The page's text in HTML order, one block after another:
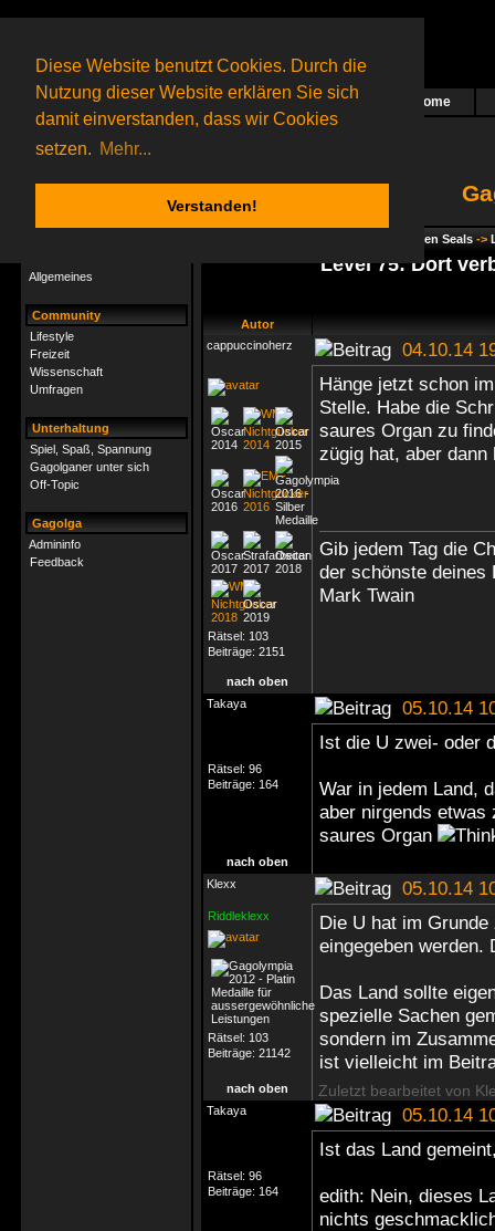
Diese Website benutzt Cookies. Durch die
Nutzung dieser Website erklären Sie sich
damit einverstanden, dass wir Cookies
setzen. Mehr...
Verstanden!
Das nächste Rätsel ist in Arbeit Home
51 Gagolganeronline(0 registrierte und 51 Gäste)
Gagolganer:
9732Rätsel online:
Allgemeines
Community
Lifestyle
Freizeit
Wissenschaft
Umfragen
Unterhaltung
Spiel, Spaß, Spannung
Gagolganer unter sich
Off-Topic
Gagolga
Admininfo
Feedback
Gagolga - Seven Seals ->
Level 75: Dort
Autor
cappuccinoherz
04.10.14
Rätsel: 103
Beiträge: 2151
Hänge jetzt schon
Stelle. Habe die
saures Organ zu
zügig hat, aber
Gib jedem Tag die
der schönste deines
Mark Twain
nach oben
Takaya
05.10.14
Rätsel: 96
Beiträge: 164
Ist die U zwei- oder
War in jedem Land,
aber nirgends etwas
saures Organ
nach oben
Klexx
05.10.14
Riddleklexx
Rätsel: 103
Beiträge: 21142
Die U hat im
eingegeben werden.
Das Land sollte
spezielle Sachen
sondern im
ist vielleicht im
nach oben Zuletzt bearbeitet von
Takaya 05.10.14
Rätsel: 96
Beiträge: 164
Ist das Land
edith: Nein, dieses
nichts